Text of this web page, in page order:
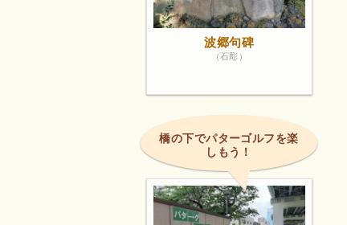
波郷句碑
（石彫）
橋の下でパターゴルフを楽
しもう！